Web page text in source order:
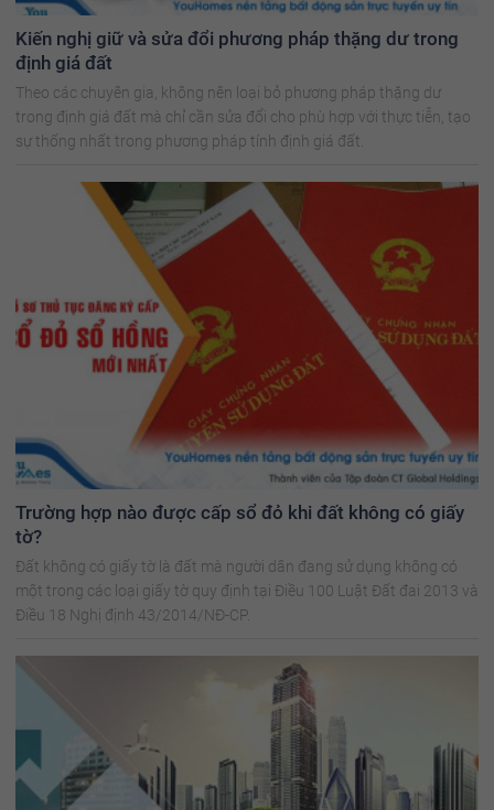
Kiến nghị giữ và sửa đổi phương pháp thặng dư trong
định giá đất
Theo các chuyên gia, không nên loại bỏ phương pháp thặng dư
trong định giá đất mà chỉ cần sửa đổi cho phù hợp với thực tiễn, tạo
sự thống nhất trong phương pháp tính định giá đất.
Trường hợp nào được cấp sổ đỏ khi đất không có giấy
tờ?
Đất không có giấy tờ là đất mà người dân đang sử dụng không có
một trong các loại giấy tờ quy định tại Điều 100 Luật Đất đai 2013 và
Điều 18 Nghị định 43/2014/NĐ-CP.